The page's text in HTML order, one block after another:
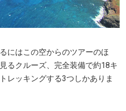
にはこの空からのツアーのほ
るクルーズ、完全装備で約18キ
レッキングする3つしかありま